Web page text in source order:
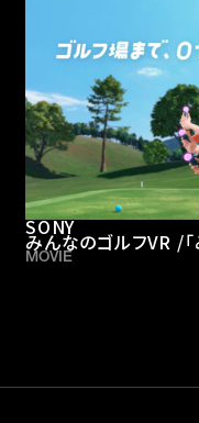
SONY
みんなのゴルフVR /
MOVIE